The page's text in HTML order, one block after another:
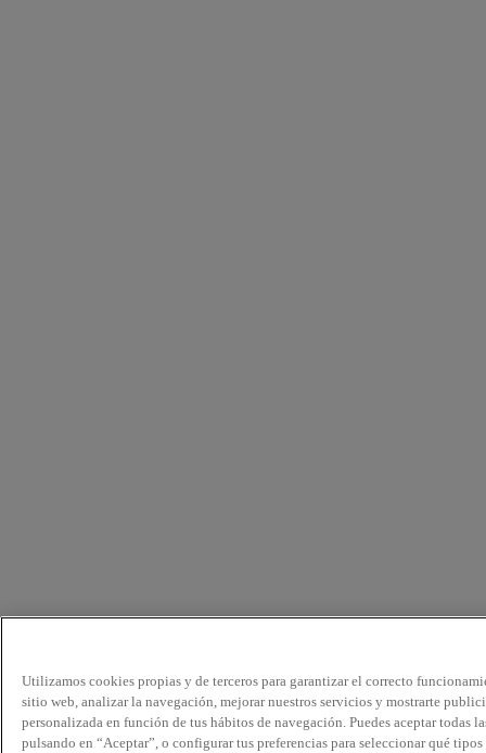
Utilizamos cookies propias y de terceros para garantizar el correcto
sitio web, analizar la navegación, mejorar nuestros servicios y mostrarte
personalizada en función de tus hábitos de navegación. Puedes aceptar todas
pulsando en “Aceptar”, o configurar tus preferencias para seleccionar qué tipos